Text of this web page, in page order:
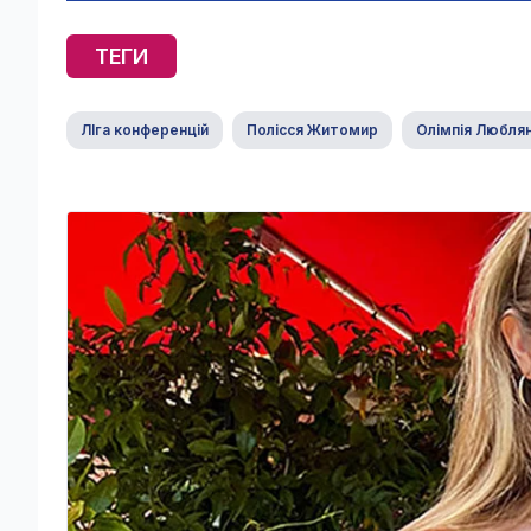
ТЕГИ
ЛІга конференцій Полісся Житомир Олімпія